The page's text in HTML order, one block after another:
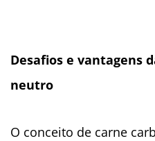
Desafios e vantagens
neutro
O conceito de carne